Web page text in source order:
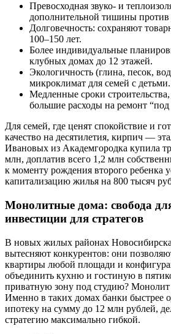
Превосходная звуко- и
дополнительной тишины против
Долговечность: сохраняют
100–150 лет.
Более индивидуальные
клубных домах до 12 этажей.
Экологичность (глина, песок,
микроклимат для семей с детьми.
Медленные сроки
большие расходы на ремонт
Для семей, где ценят спокойствие и
качество на десятилетия, кирпич —
Ивановых из Академгородка купила
млн, доплатив всего 1,2 млн
к моменту рождения второго ребенка
капитализацию жилья на 800 тысяч
Монолитные дома: свобода
инвестиции для стратегов
В новых жилых районах
вытесняют конкурентов: они
квартиры любой площади и
объединить кухню и гостиную в
приватную зону под студию?
Именно в таких домах банки быстрее
ипотеку на сумму до 12 млн рублей,
стратегию максимально гибкой.